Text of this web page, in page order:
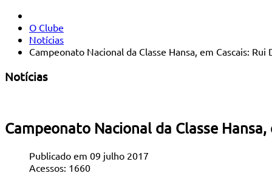
O Clube
Notícias
Campeonato Nacional da Classe Hansa, em Cascais:
Notícias
Campeonato Nacional da Classe
Publicado em 09 julho 2017
Acessos: 1660